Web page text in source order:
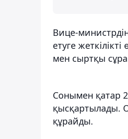
Вице-
етуге
мен сыртқы
Сонымен қатар
қысқартылады.
құрайды.